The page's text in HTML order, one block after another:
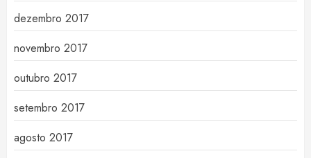
dezembro 2017
novembro 2017
outubro 2017
setembro 2017
agosto 2017